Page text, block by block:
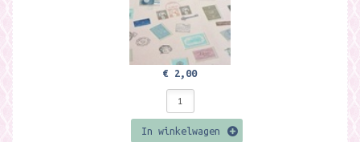
€ 2,00
In winkelwagen